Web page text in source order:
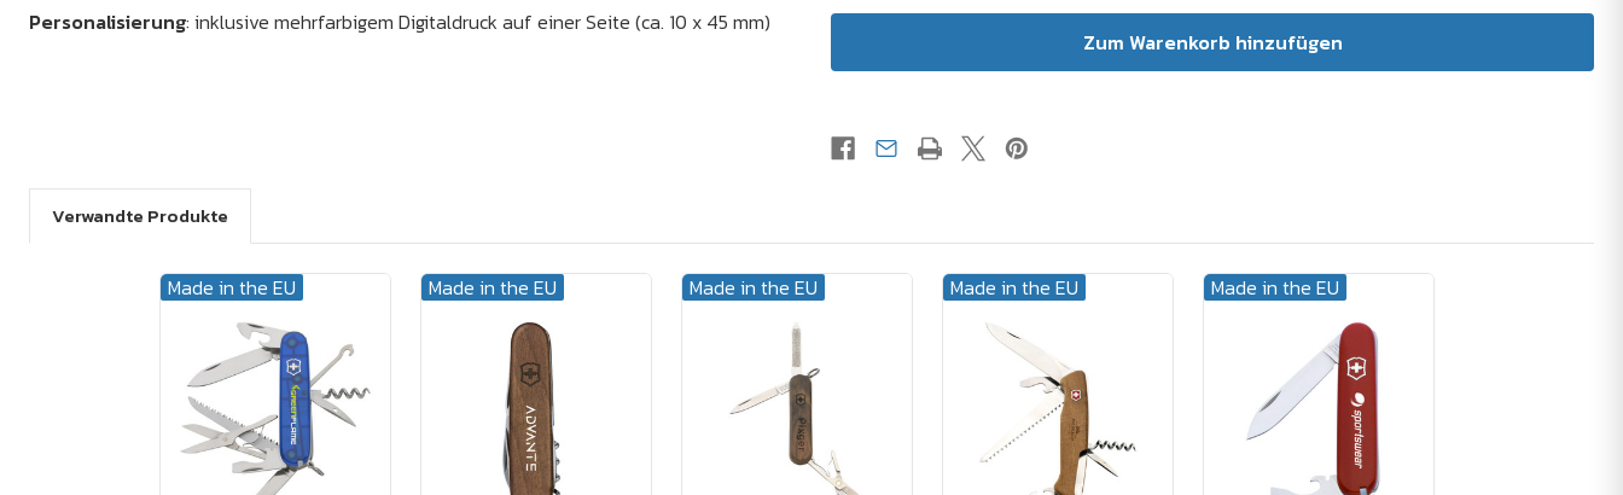
Personalisierung: inklusive mehrfarbigem Digitaldruck auf einer Seite (ca. 10 x 45 mm)
Verwandte Produkte
Made in the EU Made in the EU Made in the EU Made in the EU Made in the EU